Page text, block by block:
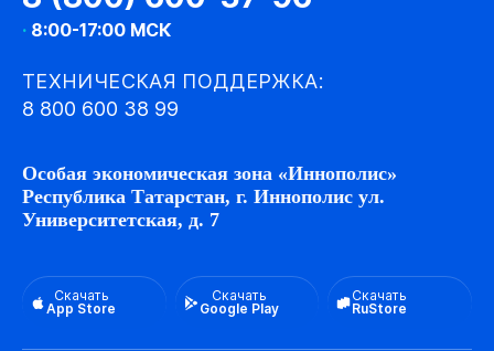
· 8:00-17:00 МСК
ТЕХНИЧЕСКАЯ ПОДДЕРЖКА:
8 800 600 38 99
Особая экономическая зона «Иннополис»
Республика Татарстан, г. Иннополис ул.
Университетская, д. 7
Скачать
App Store
Скачать
Google Play
Скачать
RuStore